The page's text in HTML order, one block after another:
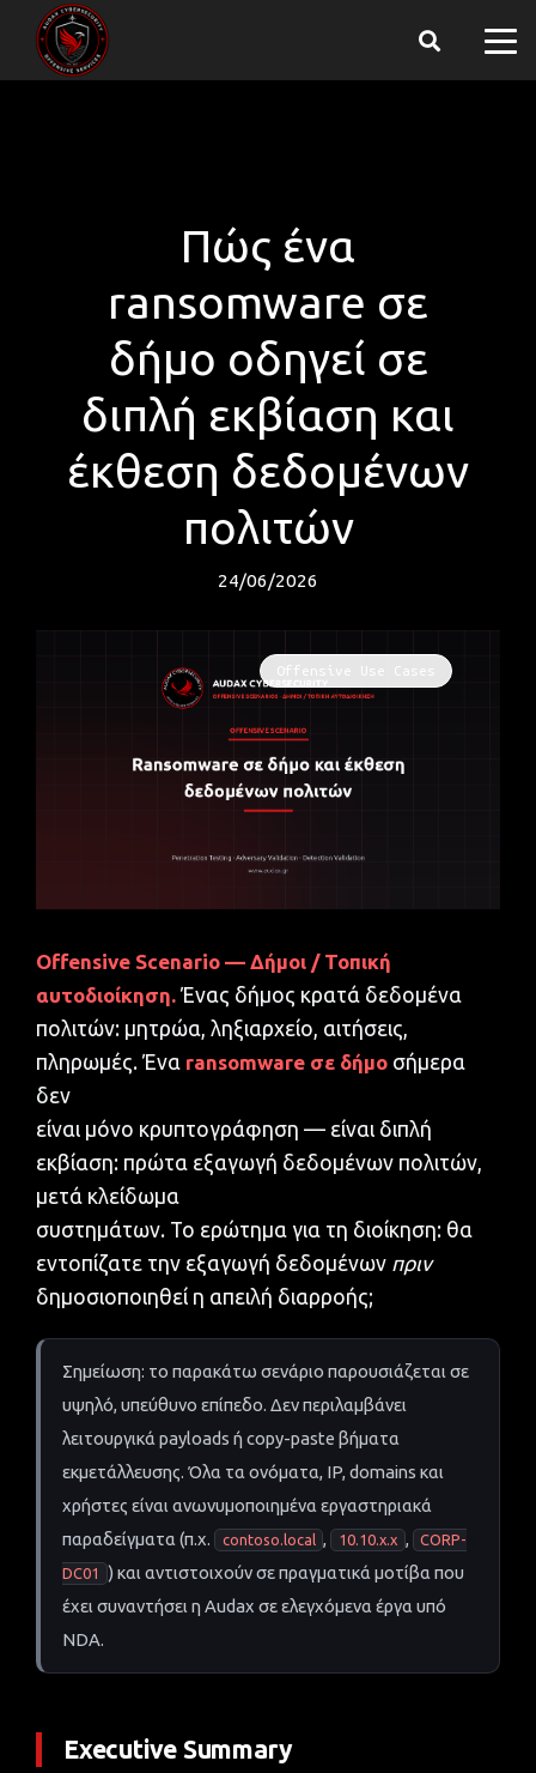
Πώς ένα
ransomware σε
δήμο οδηγεί σε
διπλή εκβίαση και
έκθεση δεδομένων
πολιτών
24/06/2026
Offensive Use Cases
Offensive Scenario — Δήμοι / Τοπική
αυτοδιοίκηση. Ένας δήμος κρατά δεδομένα
πολιτών: μητρώα, ληξιαρχείο, αιτήσεις,
πληρωμές. Ένα ransomware σε δήμο σήμερα
δεν
είναι μόνο κρυπτογράφηση — είναι διπλή
εκβίαση: πρώτα εξαγωγή δεδομένων πολιτών,
μετά κλείδωμα
συστημάτων. Το ερώτημα για τη διοίκηση: θα
εντοπίζατε την εξαγωγή δεδομένων πριν
δημοσιοποιηθεί η απειλή διαρροής;
Σημείωση: το παρακάτω σενάριο παρουσιάζεται σε
υψηλό, υπεύθυνο επίπεδο. Δεν περιλαμβάνει
λειτουργικά payloads ή copy-paste βήματα
εκμετάλλευσης. Όλα τα ονόματα, IP, domains και
χρήστες είναι ανωνυμοποιημένα εργαστηριακά
παραδείγματα (π.χ.
contoso.local , 10.10.x.x ,
CORP-
DC01
) και αντιστοιχούν σε πραγματικά μοτίβα που
έχει συναντήσει η Audax σε ελεγχόμενα έργα υπό
NDA.
Executive Summary